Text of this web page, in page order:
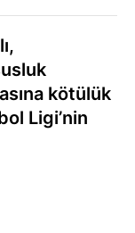
kötülük
Ligi’nin